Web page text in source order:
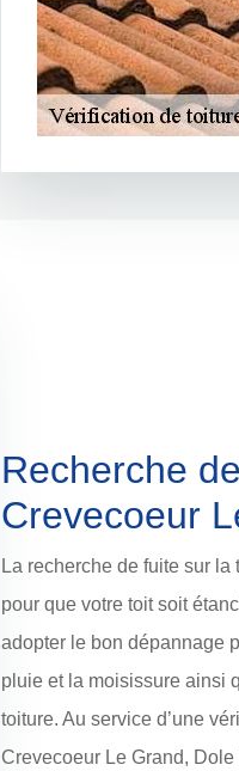
Recherche
Crevecoeur
La recherche de fuite sur
pour que votre toit soit
adopter le bon dépannage
pluie et la moisissure ainsi
toiture. Au service d’une
Crevecoeur Le Grand,